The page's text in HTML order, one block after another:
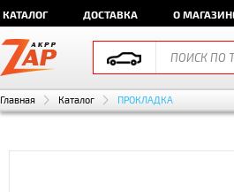
КАТАЛОГ ДОСТАВКА О
Главная Каталог ПРОКЛАДКА